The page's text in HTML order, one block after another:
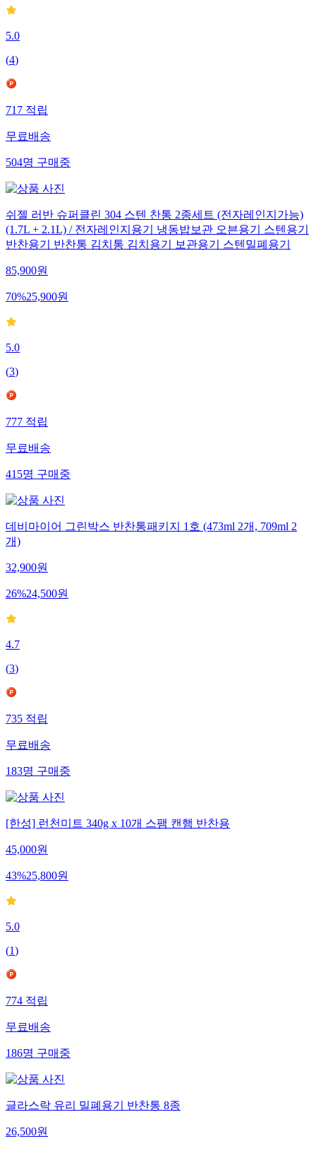
5.0
(4)
717적립
무료배송
504명구매중
쉬젤 러반 슈퍼클린 304 스텐 찬통 2종세트 (전자레인지가능)
(1.7L + 2.1L) / 전자레인지용기 냉동밥보관 오븐용기 스텐용기
반찬용기 반찬통 김치통 김치용기 보관용기 스텐밀폐용기
85,900원
70%25,900원
5.0
(3)
777적립
무료배송
415명구매중
데비마이어 그린박스 반찬통패키지 1호 (473ml 2개, 709ml 2
개)
32,900원
26%24,500원
4.7
(3)
735적립
무료배송
183명구매중
[한성] 런천미트 340g x 10개 스팸 캔햄 반찬용
45,000원
43%25,800원
5.0
(1)
774적립
무료배송
186명구매중
글라스락 유리 밀폐용기 반찬통 8종
26,500원